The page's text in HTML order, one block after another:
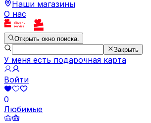
Наши магазины
О нас
Открыть окно поиска.
Закрыть
У меня есть подарочная карта
Войти
0
Любимые